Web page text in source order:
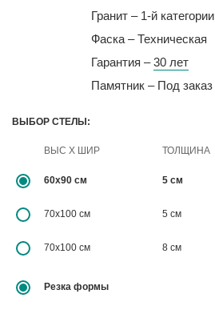
Гранит – 1-й категории
Фаска – Техническая
Гарантия –30 лет
Памятник – Под заказ
ВЫБОР СТЕЛЫ:
ВЫС X ШИР ТОЛЩИНА
60х90 см 5 см
70х100 см 5 см
70х100 см 8 см
Резка формы